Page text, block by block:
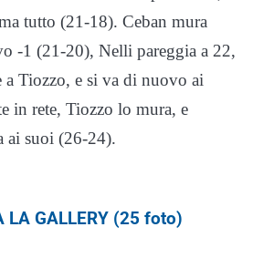
tutto (21-18). Ceban mura
-1 (21-20), Nelli pareggia a 22,
a Tiozzo, e si va di nuovo ai
in rete, Tiozzo lo mura, e
ai suoi (26-24).
LA GALLERY (25 foto)